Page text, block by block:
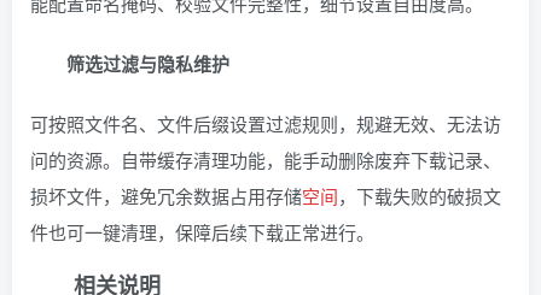
筛选过滤与隐私维护
可按照文件名、文件后缀设置过滤规则，规避无效、无法访
问的资源。自带缓存清理功能，能手动删除废弃下载记录、
损坏文件，避免冗余数据占用存储空间，下载失败的破损文
件也可一键清理，保障后续下载正常进行。
相关说明